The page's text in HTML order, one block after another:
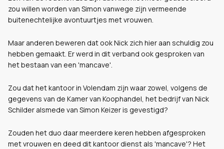
zou willen worden van Simon vanwege zijn vermeende
buitenechtelijke avontuurtjes met vrouwen.
Maar anderen beweren dat ook Nick zich hier aan schuldig zou
hebben gemaakt. Er werd in dit verband ook gesproken van
het bestaan van een 'mancave'.
Zou dat het kantoor in Volendam zijn waar zowel, volgens de
gegevens van de Kamer van Koophandel, het bedrijf van Nick
Schilder alsmede van Simon Keizer is gevestigd?
Zouden het duo daar meerdere keren hebben afgesproken
met vrouwen en deed dit kantoor dienst als 'mancave'? Het